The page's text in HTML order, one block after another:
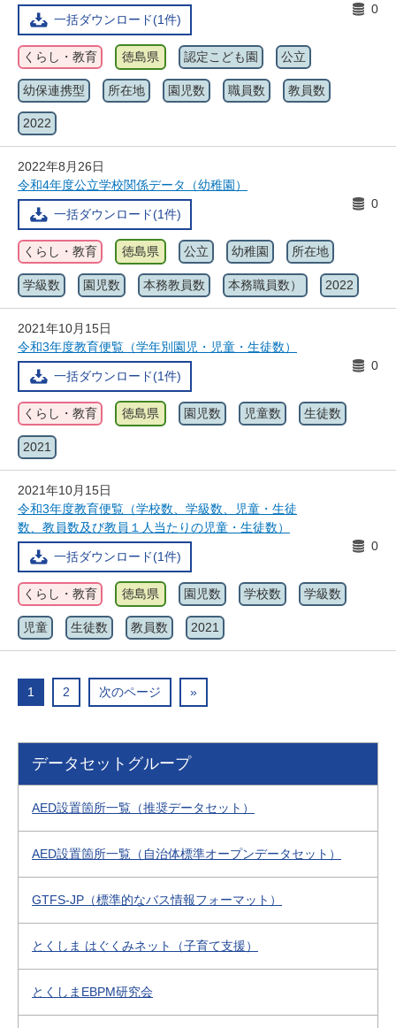
一括ダウンロード(1件)
0
くらし・教育 徳島県 認定こども園 公立
幼保連携型 所在地 園児数 職員数 教員数
2022
2022年8月26日
令和4年度公立学校関係データ（幼稚園）
一括ダウンロード(1件)
0
くらし・教育 徳島県 公立 幼稚園 所在地
学級数 園児数 本務教員数 本務職員数） 2022
2021年10月15日
令和3年度教育便覧（学年別園児・児童・生徒数）
一括ダウンロード(1件)
0
くらし・教育 徳島県 園児数 児童数 生徒数
2021
2021年10月15日
令和3年度教育便覧（学校数、学級数、児童・生徒
数、教員数及び教員１人当たりの児童・生徒数）
一括ダウンロード(1件)
0
くらし・教育 徳島県 園児数 学校数 学級数
児童 生徒数 教員数 2021
1 2 次のページ »
データセットグループ
AED設置箇所一覧（推奨データセット）
AED設置箇所一覧（自治体標準オープンデータセット）
GTFS-JP（標準的なバス情報フォーマット）
とくしま はぐくみネット（子育て支援）
とくしまEBPM研究会